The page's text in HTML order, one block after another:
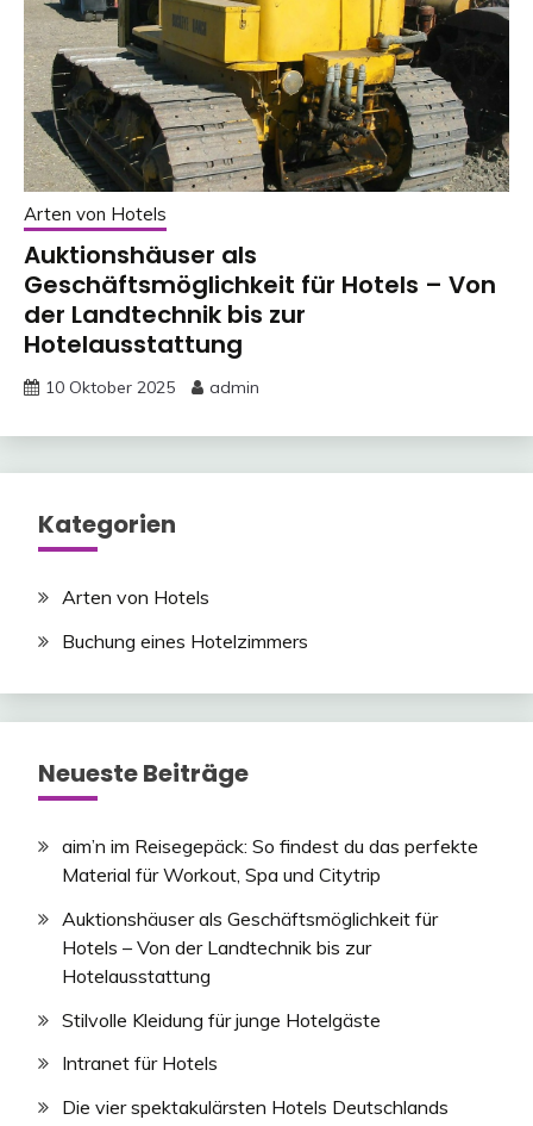
Arten von Hotels
Auktionshäuser als
Geschäftsmöglichkeit für Hotels – Von
der Landtechnik bis zur
Hotelausstattung
10 Oktober 2025 admin
Kategorien
Arten von Hotels
Buchung eines Hotelzimmers
Neueste Beiträge
aim’n im Reisegepäck: So findest du das perfekte
Material für Workout, Spa und Citytrip
Auktionshäuser als Geschäftsmöglichkeit für
Hotels – Von der Landtechnik bis zur
Hotelausstattung
Stilvolle Kleidung für junge Hotelgäste
Intranet für Hotels
Die vier spektakulärsten Hotels Deutschlands